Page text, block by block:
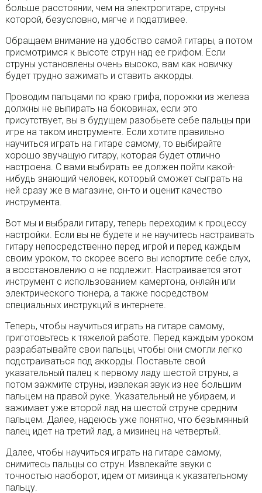
больше расстоянии, чем на электрогитаре, струны
которой, безусловно, мягче и податливее.
Обращаем внимание на удобство самой гитары, а потом
присмотримся к высоте струн над ее грифом. Если
струны установлены очень высоко, вам как новичку
будет трудно зажимать и ставить аккорды.
Проводим пальцами по краю грифа, порожки из железа
должны не выпирать на боковинах, если это
присутствует, вы в будущем разобьете себе пальцы при
игре на таком инструменте. Если хотите правильно
научиться играть на гитаре самому, то выбирайте
хорошо звучащую гитару, которая будет отлично
настроена. С вами выбирать ее должен пойти какой-
нибудь знающий человек, который сможет сыграть на
ней сразу же в магазине, он-то и оценит качество
инструмента.
Вот мы и выбрали гитару, теперь переходим к процессу
настройки. Если вы не будете и не научитесь настраивать
гитару непосредственно перед игрой и перед каждым
своим уроком, то скорее всего вы испортите себе слух,
а восстановлению о не подлежит. Настраивается этот
инструмент с использованием камертона, онлайн или
электрического тюнера, а также посредством
специальных инструкций в интернете.
Теперь, чтобы научиться играть на гитаре самому,
приготовьтесь к тяжелой работе. Перед каждым уроком
разрабатывайте свои пальцы, чтобы они смогли легко
подстраиваться под аккорды. Поставьте свой
указательный палец к первому ладу шестой струны, а
потом зажмите струны, извлекая звук из нее большим
пальцем на правой руке. Указательный не убираем, и
зажимает уже второй лад на шестой струне средним
пальцем. Далее, надеюсь уже понятно, что безымянный
палец идет на третий лад, а мизинец на четвертый.
Далее, чтобы научиться играть на гитаре самому,
снимитесь пальцы со струн. Извлекайте звуки с
точностью наоборот, идем от мизинца к указательному
пальцу.